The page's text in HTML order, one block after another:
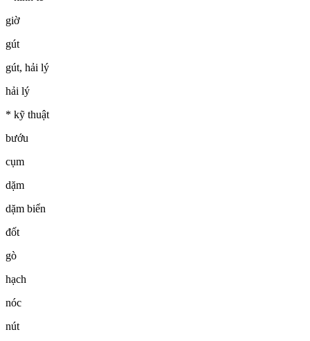
giờ
gút
gút, hải lý
hải lý
* kỹ thuật
bướu
cụm
dặm
dặm biển
đốt
gò
hạch
nóc
nút